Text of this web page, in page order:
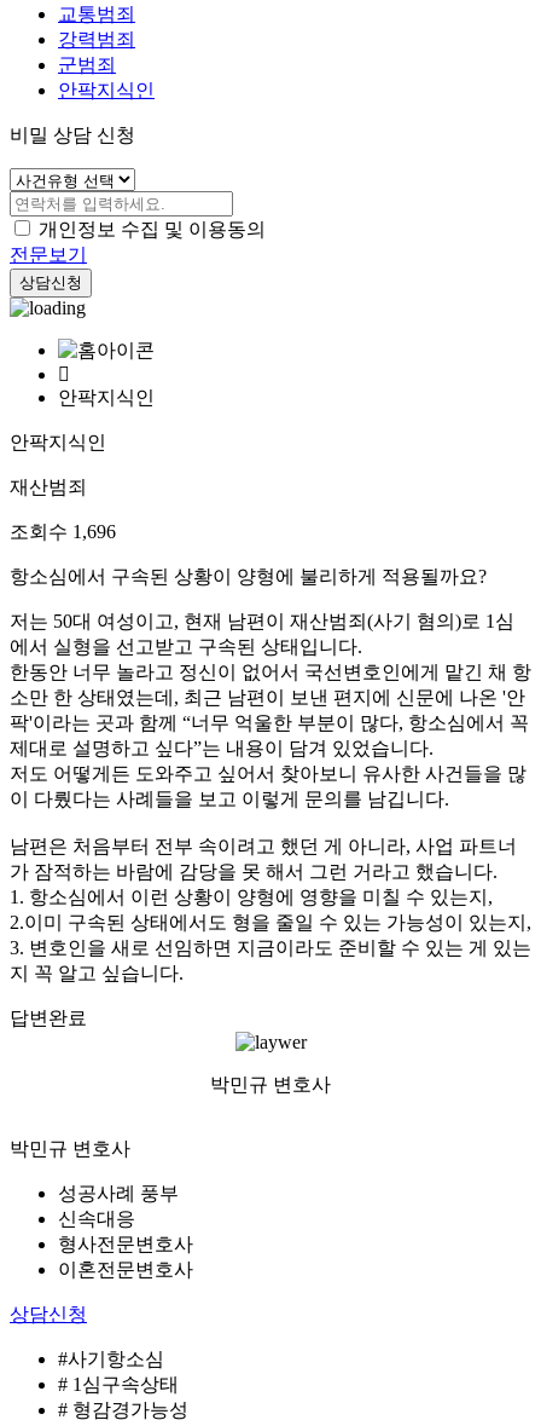
교통범죄
강력범죄
군범죄
안팍지식인
비밀 상담 신청
개인정보 수집 및 이용동의
전문보기
상담신청
안팍지식인
안팍지식인
재산범죄
조회수 1,696
항소심에서 구속된 상황이 양형에 불리하게 적용될까요?
저는 50대 여성이고, 현재 남편이 재산범죄(사기 혐의)로 1심
에서 실형을 선고받고 구속된 상태입니다.
한동안 너무 놀라고 정신이 없어서 국선변호인에게 맡긴 채 항
소만 한 상태였는데, 최근 남편이 보낸 편지에 신문에 나온 '안
팍'이라는 곳과 함께 “너무 억울한 부분이 많다, 항소심에서 꼭
제대로 설명하고 싶다”는 내용이 담겨 있었습니다.
저도 어떻게든 도와주고 싶어서 찾아보니 유사한 사건들을 많
이 다뤘다는 사례들을 보고 이렇게 문의를 남깁니다.
남편은 처음부터 전부 속이려고 했던 게 아니라, 사업 파트너
가 잠적하는 바람에 감당을 못 해서 그런 거라고 했습니다.
1. 항소심에서 이런 상황이 양형에 영향을 미칠 수 있는지,
2.이미 구속된 상태에서도 형을 줄일 수 있는 가능성이 있는지,
3. 변호인을 새로 선임하면 지금이라도 준비할 수 있는 게 있는
지 꼭 알고 싶습니다.
답변완료
박민규 변호사
박민규 변호사
성공사례 풍부
신속대응
형사전문변호사
이혼전문변호사
상담신청
#사기항소심
# 1심구속상태
# 형감경가능성